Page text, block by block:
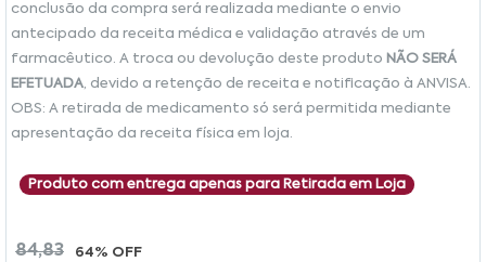
conclusão da compra será realizada mediante o envio
antecipado da receita médica e validação através de um
farmacêutico. A troca ou devolução deste produto NÃO SERÁ
EFETUADA, devido a retenção de receita e notificação à ANVISA.
OBS: A retirada de medicamento só será permitida mediante
apresentação da receita física em loja.
Produto com entrega apenas para Retirada em Loja
84,83 64% OFF